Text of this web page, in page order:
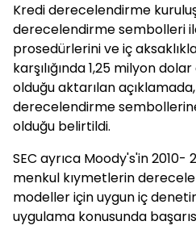
Kredi derecelendirme
derecelendirme sembolleri
prosedürlerini ve iç
karşılığında 1,25 milyon
olduğu aktarılan
derecelendirme
olduğu belirtildi.
SEC ayrıca Moody's'in 2010-
menkul kıymetlerin
modeller için uygun iç
uygulama konusunda